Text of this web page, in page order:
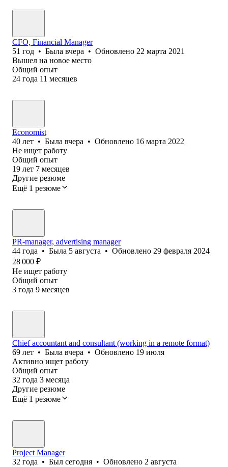
CFO, Financial Manager
51 год • Была вчера • Обновлено 22 марта 2021
Вышел на новое место
Общий опыт
24 года 11 месяцев
Economist
40 лет • Была вчера • Обновлено 16 марта 2022
Не ищет работу
Общий опыт
19 лет 7 месяцев
Другие резюме
Ещё 1 резюме
PR-manager, advertising manager
44 года • Была 5 августа • Обновлено 29 февраля 2024
28 000 ₽
Не ищет работу
Общий опыт
3 года 9 месяцев
Chief accountant and consultant (working in a remote format)
69 лет • Была вчера • Обновлено 19 июля
Активно ищет работу
Общий опыт
32 года 3 месяца
Другие резюме
Ещё 1 резюме
Project Manager
32 года • Был сегодня • Обновлено 2 августа